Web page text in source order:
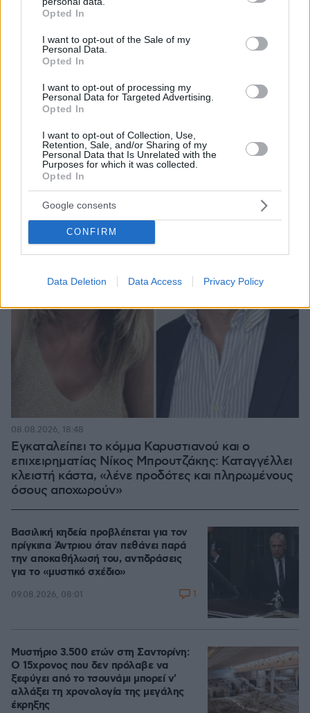
grant or deny consent to Google and its third-party tags to
use your data for below specified purposes in below Google
consent section.
Opted In
I want to opt-out of the Sale of my
Personal Data.
Opted In
I want to opt-out of processing my
Personal Data for Targeted Advertising.
Opted In
I want to opt-out of Collection, Use,
Retention, Sale, and/or Sharing of my
Personal Data that Is Unrelated with the
Purposes for which it was collected.
Opted In
Google consents
CONFIRM
Data Deletion Data Access Privacy Policy
Χόρχε Μέσι: Ο εργάτης από το Ροσάριο που πήρε
τον 13χρονο Λιονέλ από το χέρι και άλλαξε την
χαρτοπετσέτα
Εγκαταλείπει το κόμμα Καρυστιανού και ο
επιχειρηματίας Νίκος Μπρουτζάκης: Καταγγέλλει
κλειστή κάστα, «λένε προδότες και πληρωμένους
όσους αποχωρούν»
08.08.2026, 18:48
Βασιλική κηδεία προβλέπεται για τον
πρίγκιπα Άντριου όταν πεθάνει παρά
την αποκαθήλωσή του, αντιδράσεις
για το «μυστικό σχέδιο»
09.08.2026, 08:01 1
Μυστήριο 3.500 ετών στη Σαντορίνη:
Ο 15χρονος που δεν πρόλαβε να
ξεφύγει από το τσουνάμι μπορεί ν'
αλλάξει τη χρονολογία της μεγάλης
έκρηξης